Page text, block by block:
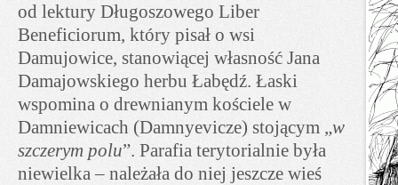
od lektury Długoszowego Liber
Beneficiorum, który pisał o wsi
Damujowice, stanowiącej własność Jana
Damajowskiego herbu Łabędź. Łaski
wspomina o drewnianym kościele w
Damniewicach (Damnyevicze) stojącym „w
szczerym polu”. Parafia terytorialnie była
niewielka – należała do niej jeszcze wieś